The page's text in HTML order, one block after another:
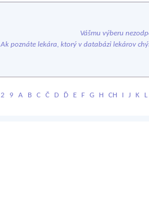
Vášmu výberu
Ak poznáte lekára, ktorý v databázi lekárov
2 9 A B C Č D Ď E F G H CH I J K L